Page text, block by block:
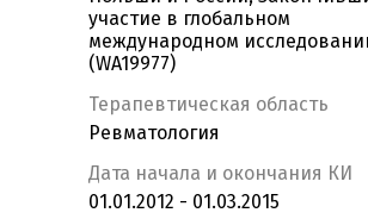
участие в глобальном
международном
(WA19977)
Терапевтическая область
Ревматология
Дата начала и окончания КИ
01.01.2012 - 01.03.2015